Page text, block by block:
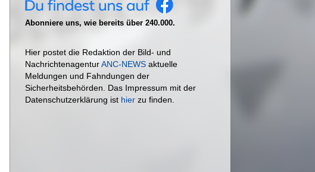
Abonniere uns, wie bereits über 240.000.
Hier postet die Redaktion der Bild- und
NachrichtenagenturANC-NEWS aktuelle
Meldungen und Fahndungen der
Sicherheitsbehörden. Das Impressum mit der
Datenschutzerklärung ist hier zu finden.